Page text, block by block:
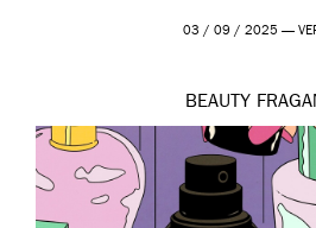
03 / 09 / 2025 —
BEAUTY